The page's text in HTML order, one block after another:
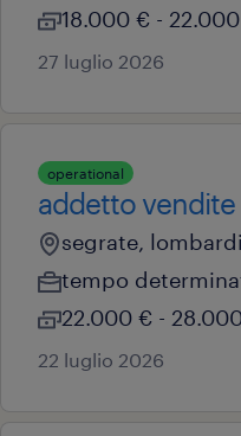
18.000 € -
27 luglio 2026
operational
addetto
segrate,
tempo
22.000 € -
22 luglio 2026